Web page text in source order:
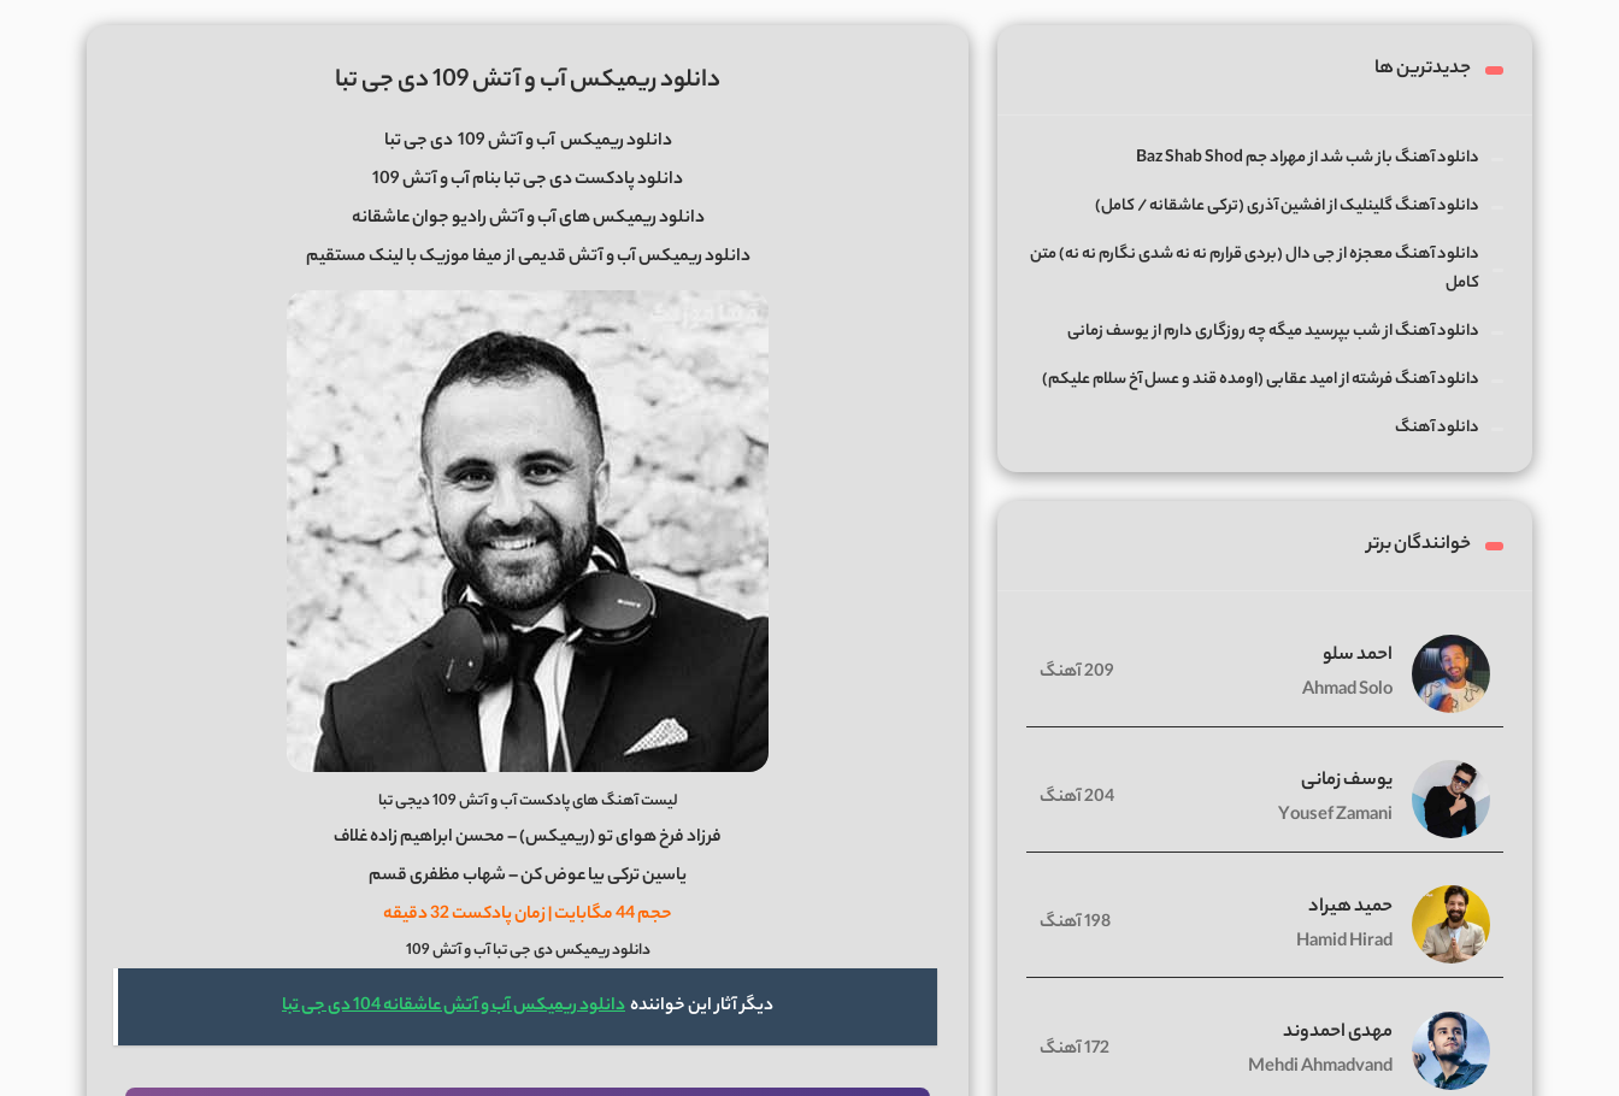
دانلود ریمیکس آب و آتش 109 دی جی تبا
دانلود ریمیکسآب و آتش 109
دی جی تبا
دانلود پادکست دی جی تبا بنام آب و آتش 109
دانلود ریمیکس های آب و آتش رادیو جوان عاشقانه
دانلود ریمیکس آب و آتش قدیمی از میفا موزیک با لینک مستقیم
لیست آهنگ های پادکست آب و آتش 109 دیجی تبا
فرزاد فرخ هوای تو (ریمیکس) – محسن ابراهیم زاده غلاف
یاسین ترکی بیا عوض کن – شهاب مظفری قسم
حجم 44 مگابایت | زمان پادکست 32 دقیقه
دانلود ریمیکس دی جی تبا آب و آتش 109
دیگر آثار این خوانندهدانلود ریمیکس آب و آتش عاشقانه 104 دی جی تبا
جدیدترین ها
دانلود آهنگ باز شب شد از مهراد جم Baz Shab Shod
دانلود آهنگ گلینلیک از افشین آذری (ترکی عاشقانه / کامل)
دانلود آهنگ معجزه از جی دال (بردی قرارم نه نه شدی نگارم نه نه) متن
کامل
دانلود آهنگ از شب بپرسید میگه چه روزگاری دارم از یوسف زمانی
دانلود آهنگ فرشته از امید عقابی (اومده قند و عسل آخ سلام علیکم)
دانلود آهنگ
خوانندگان برتر
احمد سلو
Ahmad Solo
209 آهنگ
یوسف زمانی
Yousef Zamani
204 آهنگ
حمید هیراد
Hamid Hirad
198 آهنگ
مهدی احمدوند
Mehdi Ahmadvand
172 آهنگ